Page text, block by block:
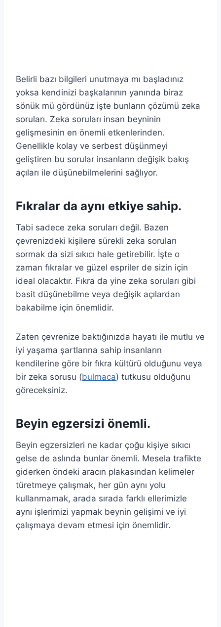
Belirli bazı bilgileri unutmaya mı başladınız
yoksa kendinizi başkalarının yanında biraz
sönük mü gördünüz işte bunların çözümü zeka
soruları. Zeka soruları insan beyninin
gelişmesinin en önemli etkenlerinden.
Genellikle kolay ve serbest düşünmeyi
geliştiren bu sorular insanların değişik bakış
açıları ile düşünebilmelerini sağlıyor.
Fıkralar da aynı etkiye sahip.
Tabi sadece zeka soruları değil. Bazen
çevrenizdeki kişilere sürekli zeka soruları
sormak da sizi sıkıcı hale getirebilir. İşte o
zaman fıkralar ve güzel espriler de sizin için
ideal olacaktır. Fıkra da yine zeka soruları gibi
basit düşünebilme veya değişik açılardan
bakabilme için önemlidir.
Zaten çevrenize baktığınızda hayatı ile mutlu ve
iyi yaşama şartlarına sahip insanların
kendilerine göre bir fıkra kültürü olduğunu veya
bir zeka sorusu (bulmaca) tutkusu olduğunu
göreceksiniz.
Beyin egzersizi önemli.
Beyin egzersizleri ne kadar çoğu kişiye sıkıcı
gelse de aslında bunlar önemli. Mesela trafikte
giderken öndeki aracın plakasından kelimeler
türetmeye çalışmak, her gün aynı yolu
kullanmamak, arada sırada farklı ellerimizle
aynı işlerimizi yapmak beynin gelişimi ve iyi
çalışmaya devam etmesi için önemlidir.